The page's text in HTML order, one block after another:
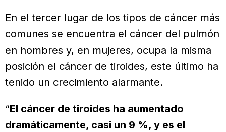
En el tercer lugar de los tipos de cáncer más
comunes se encuentra el cáncer del pulmón
en hombres y, en mujeres, ocupa la misma
posición el cáncer de tiroides, este último ha
tenido un crecimiento alarmante.
“El cáncer de tiroides ha aumentado
dramáticamente, casi un 9 %, y es el